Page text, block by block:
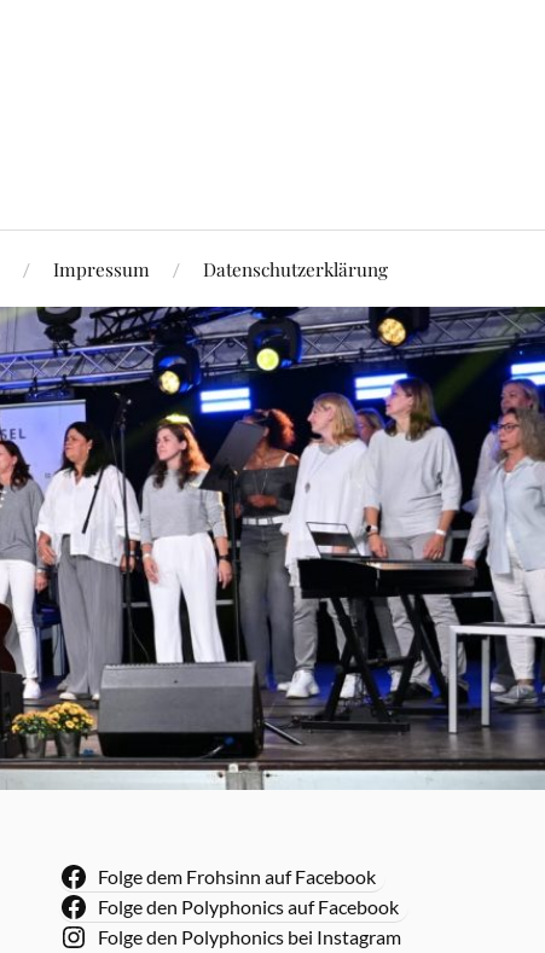
Impressum Datenschutzerklärung
Folge dem Frohsinn auf Facebook
Folge den Polyphonics auf Facebook
Folge den Polyphonics bei Instagram